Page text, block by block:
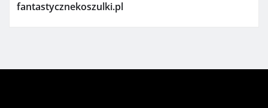
fantastycznekoszulki.pl